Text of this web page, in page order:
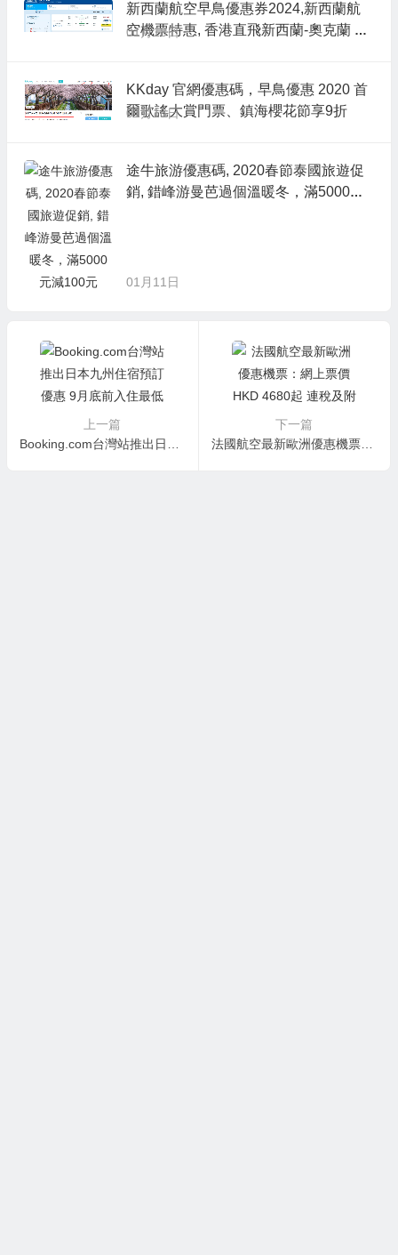
新西蘭航空早鳥優惠券2024,新西蘭航
空機票特惠, 香港直飛新西蘭-奧克蘭 H
01月18日
KKday 官網優惠碼，早鳥優惠 2020 首
爾歌謠大賞門票、鎮海櫻花節享9折
01月16日
途牛旅游優惠碼, 2020春節泰國旅遊促
銷, 錯峰游曼芭過個溫暖冬，滿5000元
01月11日
上一篇
下一篇
法國航空最新歐洲優惠機票：網上票價HKD 4680起 連稅及附加費來回票價